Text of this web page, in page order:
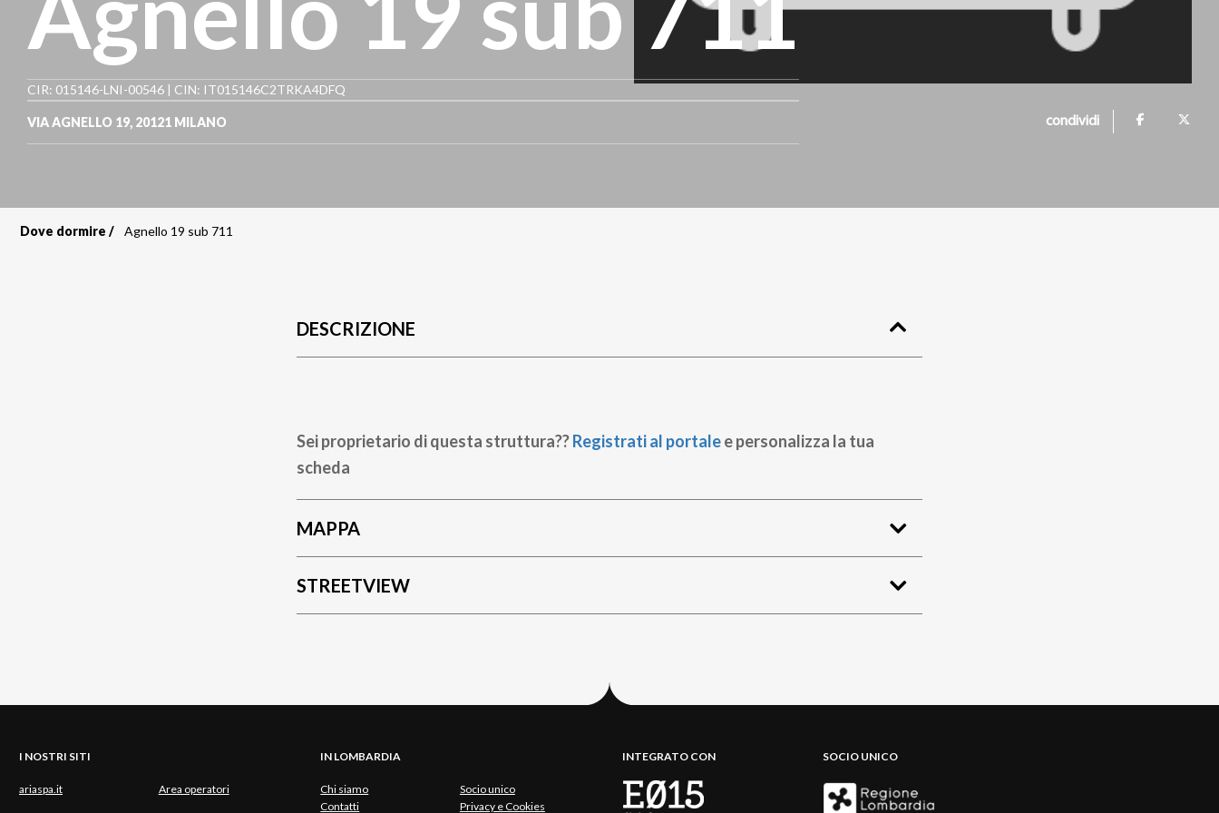
CIR: 015146-LNI-00546 | CIN: IT015146C2TRKA4DFQ
VIA AGNELLO 19, 20121 MILANO condividi
Briciole
Dove dormire Agnello 19 sub 711
DESCRIZIONE
Sei proprietario di questa struttura??Registrati al portalee personalizza la tua
scheda
MAPPA
STREETVIEW
I NOSTRI SITI
ariaspa.it Area operatori
IN LOMBARDIA
Chi siamo
Socio unico
Contatti
Privacy e Cookies
INTEGRATO CON SOCIO UNICO